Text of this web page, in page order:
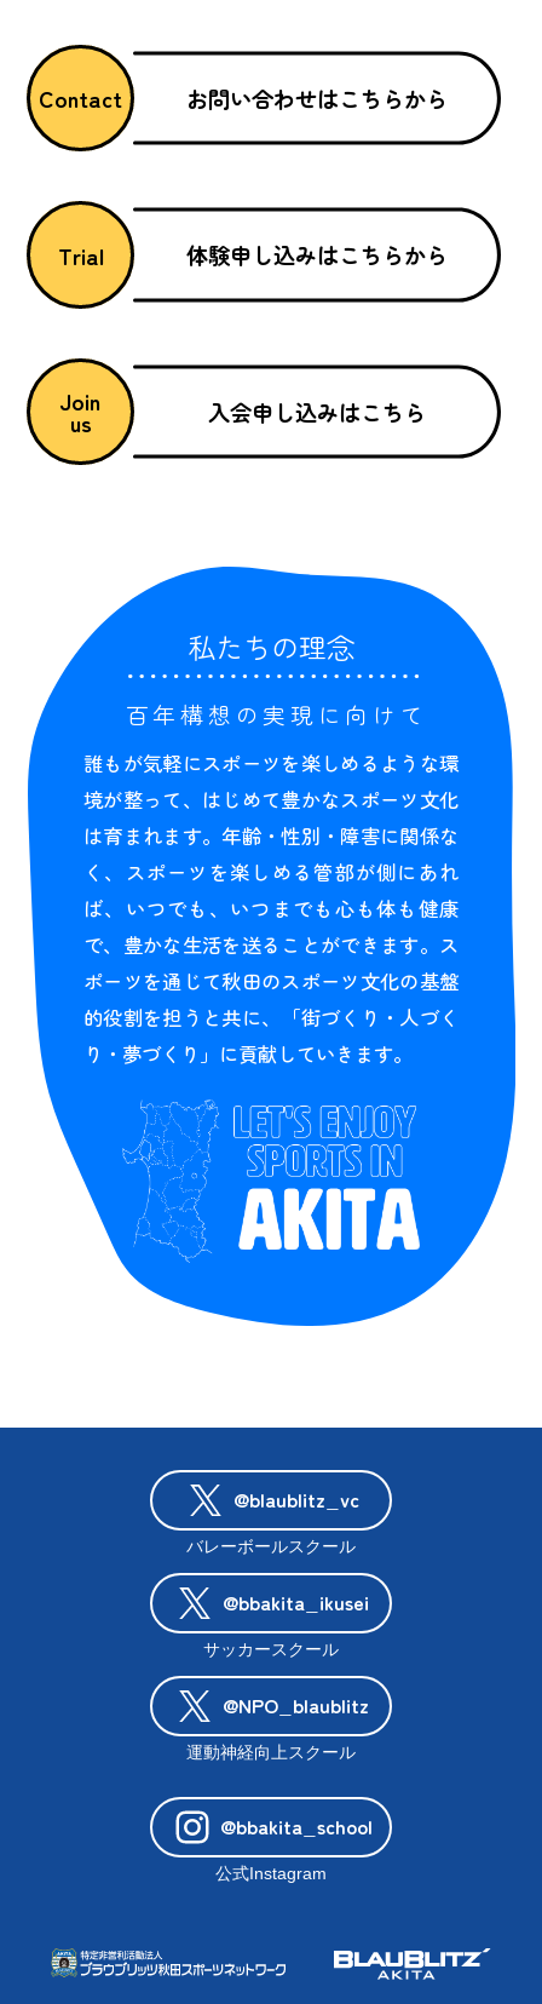
Contact お問い合わせはこちらから
Trial 体験申し込みはこちらから
Join
us 入会申し込みはこちら
私たちの理念
百年構想の実現に向けて
誰もが気軽にスポーツを楽しめるような環
境が整って、はじめて豊かなスポーツ文化
は育まれます。年齢・性別・障害に関係な
く、スポーツを楽しめる管部が側にあれ
ば、いつでも、いつまでも心も体も健康
で、豊かな生活を送ることができます。ス
ポーツを通じて秋田のスポーツ文化の基盤
的役割を担うと共に、「街づくり・人づく
り・夢づくり」に貢献していきます。
@blaublitz_vc
バレーボールスクール
@bbakita_ikusei
サッカースクール
@NPO_blaublitz
運動神経向上スクール
@bbakita_school
公式Instagram